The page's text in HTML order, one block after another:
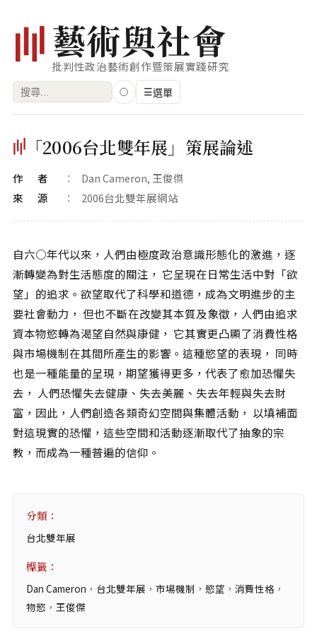
藝術與社會
批判性政治藝術創作暨策展實踐研究
搜
鍵
☰選單
索引
關鍵字
標籤雲
相關網站
關於
關於本站
團隊成員
出版品
「2006台北雙年展」策展論述
作者
Dan Cameron, 王俊傑
來源
2006台北雙年展網站
自六○年代以來，人們由極度政治意識形態化的激進，逐
漸轉變為對生活態度的關注， 它呈現在日常生活中對「欲
望」的追求。欲望取代了科學和道德，成為文明進步的主
要社會動力， 但也不斷在改變其本質及象徵，人們由追求
資本物慾轉為渴望自然與康健， 它其實更凸顯了消費性格
與市場機制在其間所產生的影響。這種慾望的表現， 同時
也是一種能量的呈現，期望獲得更多，代表了愈加恐懼失
去， 人們恐懼失去健康、失去美麗、失去年輕與失去財
富，因此，人們創造各類奇幻空間與集體活動， 以填補面
對這現實的恐懼，這些空間和活動逐漸取代了抽象的宗
教，而成為一種普遍的信仰。
分類：
台北雙年展
標籤：
Dan Cameron ， 台北雙年展 ， 市場機制 ， 慾望 ， 消費性格 ，
物慾 ， 王俊傑